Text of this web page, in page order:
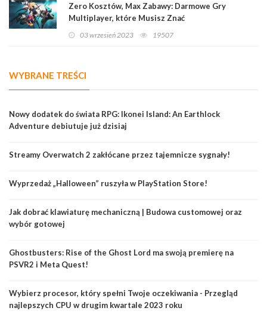
Zero Kosztów, Max Zabawy: Darmowe Gry
Multiplayer, które Musisz Znać
03 wrzesień 2023 19507
WYBRANE TREŚCI
Nowy dodatek do świata RPG: Ikonei Island: An Earthlock
Adventure debiutuje już dzisiaj
Streamy Overwatch 2 zakłócane przez tajemnicze sygnały!
Wyprzedaż „Halloween” ruszyła w PlayStation Store!
Jak dobrać klawiaturę mechaniczną | Budowa customowej oraz
wybór gotowej
Ghostbusters: Rise of the Ghost Lord ma swoją premierę na
PSVR2 i Meta Quest!
Wybierz procesor, który spełni Twoje oczekiwania - Przegląd
najlepszych CPU w drugim kwartale 2023 roku